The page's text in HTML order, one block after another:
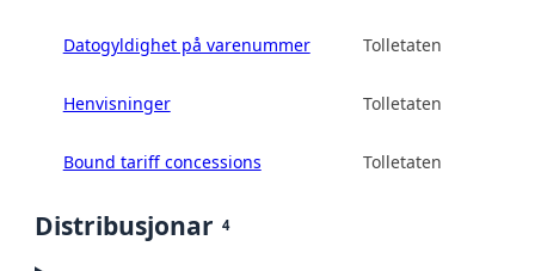
Datogyldighet på varenummer Tolletaten
Henvisninger Tolletaten
Bound tariff concessions Tolletaten
Distribusjonar 4